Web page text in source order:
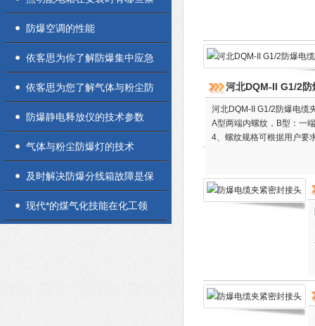
忌的地方呢？
防爆空调的性能
依客思为你了解防爆集中应急
电源控制箱
依客思为您了解气体与粉尘防
爆灯的区别
防爆静电释放仪的技术参数
气体与粉尘防爆灯的技术
及时解决防爆分线箱故障是保
障人员安全与生产连续性的核
现代*的煤气化技能在化工领
河北DQM-II G1/2
河北DQM-II G1/2防爆电缆
A型两端内螺纹，B型：一
4、螺纹规格可根据用户要